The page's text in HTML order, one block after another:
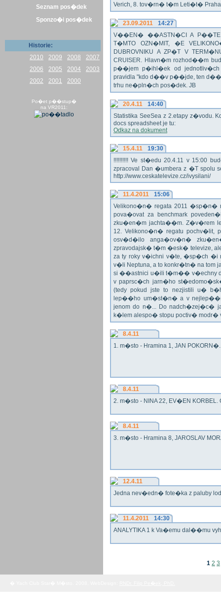
Seznam pos�dek
Sponzo�i pos�dek
Historie:
2010
2009 2008
2007
2006
2005 2004
2003
2002
2001 2000
Po�et p��stup�
na VR2011:
Verich, 8. tov�rn� t�m Leti�t� Praha
23.09.2011
14:27
V��EN� ��ASTN�CI A
T�MTO OZN�MIT, �E
DUBROVNIKU A ZP�T V
CRUISER. Hlavn�m rozhod��m
p��jem p�ihl�ek od
pravidla "kdo d��v p��jde, ten
trhu ne�pln�ch pos�dek. JB
20.4.11
14:40
Statistika SeeSea z 2.etapy z�vodu.
docs spreadsheet je tu:
Odkaz na dokument
15.4.11
19:30
!!!!!!!!!! Ve st�edu 20.4.11 v 15:00
zpracoval Dan �umbera z �T spolu
http://www.ceskatelevize.cz/ivysilani/
11.4.2011
15:06
Velikono�n� regata 2011 �sp�n�
pova�ovat za benchmark
zku�en�m jachta��m. Z�v�rem
12. Velikono�n� regatu
osv�d�ilo anga�ov�n�
zpravodajsk� t�m �esk� televize,
za ty roky v�ichni v�te, �sp�ch
v�li Neptuna, a to konkr�tn� na tom
si ��astnici u�ili t�m�� v�echny
v paprsc�ch jarn�ho
(tedy pokud jste to nezjistili u�
lep��ho um�st�n� a v
jenom do n�... Do nadch�zej�c�
k�lem alespo� stopu poctiv�
8.4.11
1. m�sto - Hramina 1, JAN
8.4.11
2. m�sto - NINA 22, EV�EN KORBEL.
8.4.11
3. m�sto - Hramina 8, JAROSLAV
12.4.11
Jedna nev�edn� fote�ka z paluby
11.4.2011
14:30
ANALYTIKA 1 k Va�emu dal��mu
1 2 3